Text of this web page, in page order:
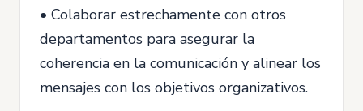
• Colaborar estrechamente con otros
departamentos para asegurar la
coherencia en la comunicación y alinear los
mensajes con los objetivos organizativos.